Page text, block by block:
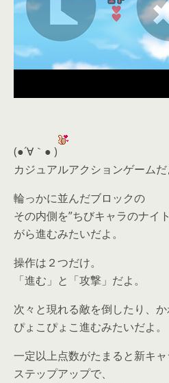
(●´∀｀● )
カジュアルアクションゲーム
輪っかに並んだブロックの
その内側を”ちびキャラのナイ
がら進むみたいだよ。
操作は２つだけ。
「進む」と「攻撃」だよ。
次々と現れる敵を倒したり、か
ぴょこぴょこ進むみたいだよ。
一定以上点数がたまると新キャ
ステップアップで、